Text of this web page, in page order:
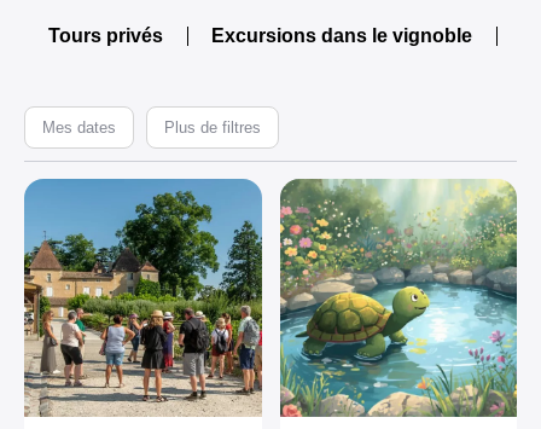
Tours privés Excursions dans le vignoble
Mes dates Plus de filtres